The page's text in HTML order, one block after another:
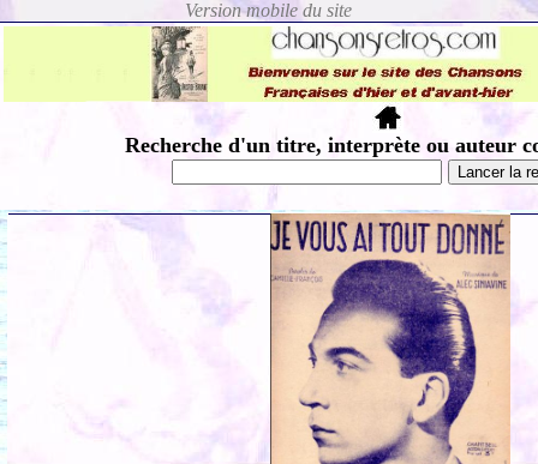
Recherche d'un titre, interprète ou auteur